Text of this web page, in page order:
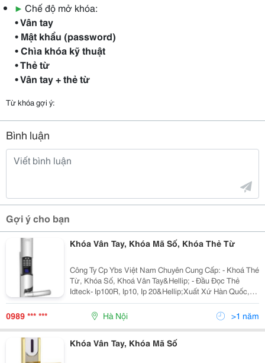
▶ Chế độ mở khóa:
• Vân tay
• Mật khẩu (password)
• Chìa khóa kỹ thuật
• Thẻ từ
• Vân tay + thẻ từ
Từ khóa gợi ý:
Bình luận
Gợi ý cho bạn
Khóa Vân Tay, Khóa Mã Số, Khóa Thẻ Từ
Công Ty Cp Ybs Việt Nam Chuyên Cung Cấp: - Khoá Thé
Từ, Khóa Số, Khoá Vân Tay&Hellip; - Đầu Đọc Thẻ
Idteck- Ip100R, Ip10, Ip 20&Hellip;Xuất Xứ Hàn Quốc,
Kiểm Soát Ra Vào Cho Thang Máy. - Thẻ Atm, Thẻ Sinh
Viên&Hellip;Chúng Tôi Luôn Mang Đến
0989 *** *** Hà Nội >1 năm
Khóa Vân Tay, Khóa Mã Số